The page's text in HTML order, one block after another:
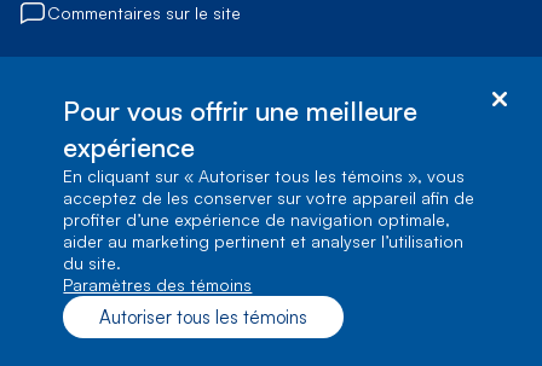
Commentaires sur le site
Services d'accessibilité
Social media links
© Bell Canada, 2026. Tous droits réservés.
Plan du site
Conditions d’utilisation
1, carrefour Alexander-Graham-Bell, Aile A-7, Verdun, Québec, H3E 3B3
Pour vous offrir une meilleure
expérience
En cliquant sur « Autoriser tous les témoins », vous
acceptez de les conserver sur votre appareil afin de
profiter d’une expérience de navigation optimale,
aider au marketing pertinent et analyser l’utilisation
du site.
Paramètres des témoins
Autoriser tous les témoins